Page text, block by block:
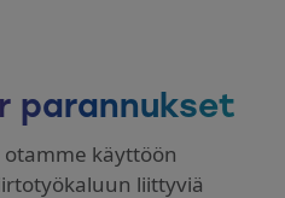
parannukset
otamme käyttöön
liittyviä